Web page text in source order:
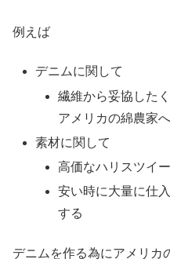
例えば
デニムに関して
繊維から妥協した
アメリカの綿農家
素材に関して
高価なハリスツイ
安い時に大量に仕
する
デニムを作る為にアメリカ